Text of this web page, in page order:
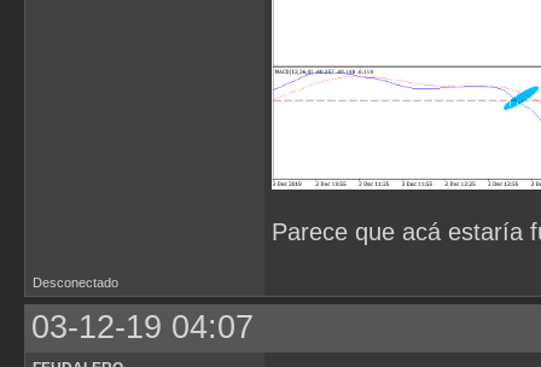
Parece que acá estaría
Desconectado
03-12-19 04:07